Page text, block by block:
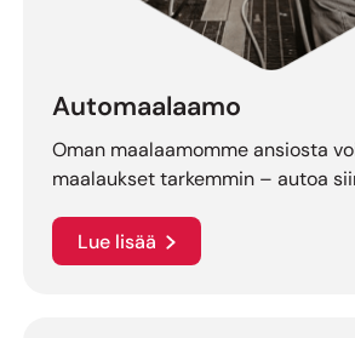
Automaalaamo
Oman maalaamomme ansiosta
maalaukset tarkemmin – autoa
Lue lisää